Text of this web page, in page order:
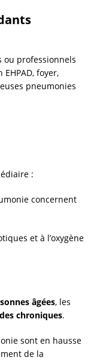
professionnels
foyer,
pneumonies
:
concernent
et à l’oxygène
âgées, les
chroniques.
sont en hausse
de la